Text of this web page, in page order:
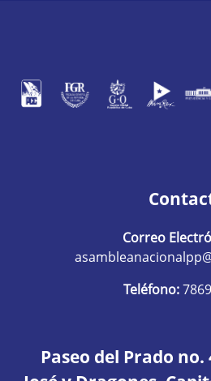
Correo
Teléfono:
Paseo del Prado